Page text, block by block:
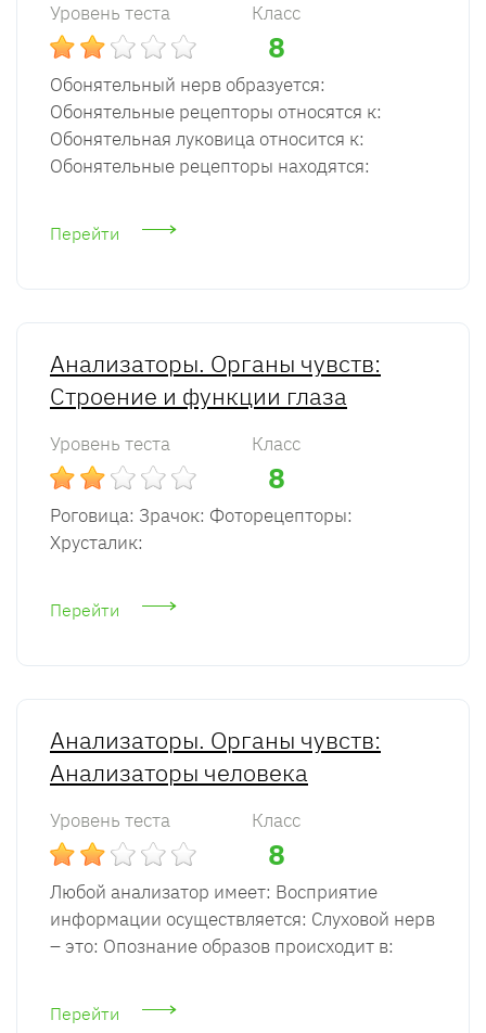
Уровень теста Класс
8
Обонятельный нерв образуется:
Обонятельные рецепторы относятся к:
Обонятельная луковица относится к:
Обонятельные рецепторы находятся:
Перейти
Анализаторы. Органы чувств:
Строение и функции глаза
Уровень теста Класс
8
Роговица: Зрачок: Фоторецепторы:
Хрусталик:
Перейти
Анализаторы. Органы чувств:
Анализаторы человека
Уровень теста Класс
8
Любой анализатор имеет: Восприятие
информации осуществляется: Слуховой нерв
– это: Опознание образов происходит в:
Перейти